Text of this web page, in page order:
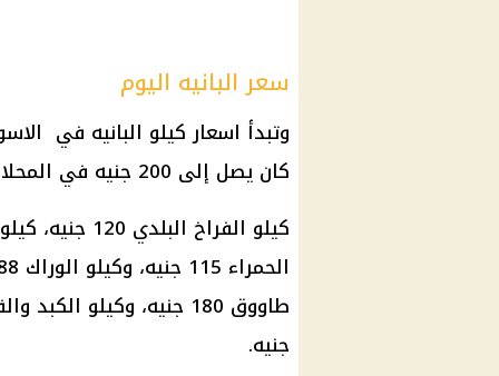
سعر البانيه اليوم
وتبدأ اسعار كيلو البانيه في
كان يصل إلى 200 جنيه في المحلات والسوق.
كيلو الفراخ البلدي 120 جنيه، كيلو
الحمراء 115 جنيه، وكيلو الوراك 88 جنيه، وكيلو
جنيه.